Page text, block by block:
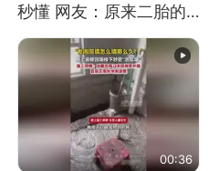
秒懂 网友：原来二胎的
快乐长这样
00:36